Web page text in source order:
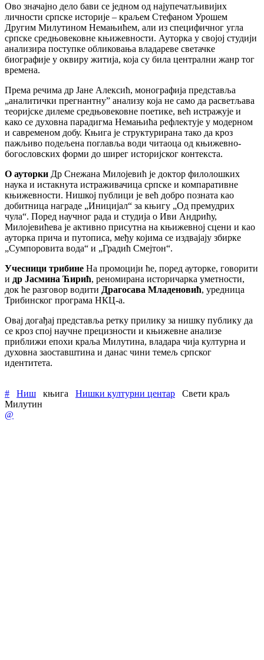
Ово значајно дело бави се једном од најупечатљивијих
личности српске историје – краљем Стефаном Урошем
Другим Милутином Немањићем, али из специфичног угла
српске средњовековне књижевности. Ауторка у својој студији
анализира поступке обликовања владареве светачке
биографије у оквиру житија, која су била централни жанр тог
времена.
Према речима др Јане Алексић, монографија представља
„аналитички прегнантну” анализу која не само да расветљава
теоријске дилеме средњовековне поетике, већ истражује и
како се духовна парадигма Немањића рефлектује у модерном
и савременом добу. Књига је структурирана тако да кроз
пажљиво подељена поглавља води читаоца од књижевно-
богословских форми до ширег историјског контекста.
О ауторки Др Снежана Милојевић је доктор филолошких
наука и истакнута истраживачица српске и компаративне
књижевности. Нишкој публици је већ добро позната као
добитница награде „Иницијал“ за књигу „Од премудрих
чула“. Поред научног рада и студија о Иви Андрићу,
Милојевићева је активно присутна на књижевној сцени и као
ауторка прича и путописа, међу којима се издвајају збирке
„Сумпоровита вода“ и „Градић Смејтон“.
Учесници трибине На промоцији ће, поред ауторке, говорити
и др Јасмина Ћирић, реномирана историчарка уметности,
док ће разговор водити Драгосава Младеновић, уредница
Трибинског програма НКЦ-а.
Овај догађај представља ретку прилику за нишку публику да
се кроз спој научне прецизности и књижевне анализе
приближи епохи краља Милутина, владара чија културна и
духовна заоставштина и данас чини темељ српског
идентитета.
# Ниш књига Нишки културни центар
Свети краљ
Милутин
@